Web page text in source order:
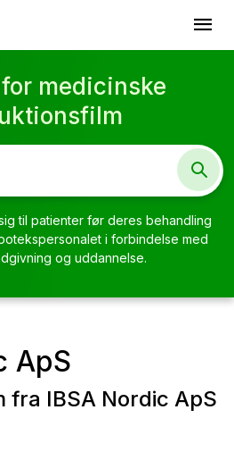
menu
medicinske
til patienter før deres behandling
i forbindelse med
og uddannelse.
ApS
IBSA Nordic ApS